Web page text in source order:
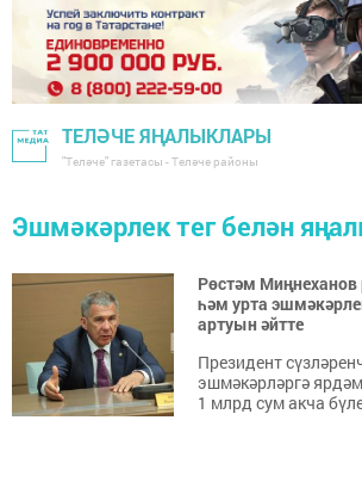
ТЕЛӘЧЕ ЯҢАЛЫКЛАРЫ
"Теләче" газетасы - Теләче районы
Эшмәкәрлек тег белән
Рөстәм Миңнеханов
һәм урта
артуын әйтте
Президент
эшмәкәрләргә
1 млрд сум акча